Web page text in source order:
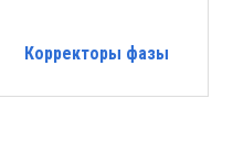
Корректоры фазы